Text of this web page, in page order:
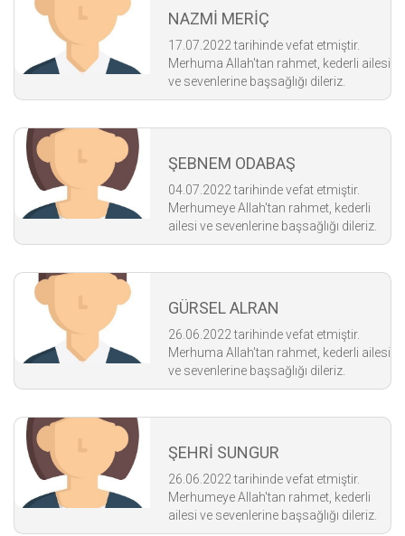
NAZMİ MERİÇ
17.07.2022 tarihinde vefat etmiştir.
Merhuma Allah'tan rahmet, kederli ailesi
ve sevenlerine başsağlığı dileriz.
ŞEBNEM ODABAŞ
04.07.2022 tarihinde vefat etmiştir.
Merhumeye Allah'tan rahmet, kederli
ailesi ve sevenlerine başsağlığı dileriz.
GÜRSEL ALRAN
26.06.2022 tarihinde vefat etmiştir.
Merhuma Allah'tan rahmet, kederli ailesi
ve sevenlerine başsağlığı dileriz.
ŞEHRİ SUNGUR
26.06.2022 tarihinde vefat etmiştir.
Merhumeye Allah'tan rahmet, kederli
ailesi ve sevenlerine başsağlığı dileriz.